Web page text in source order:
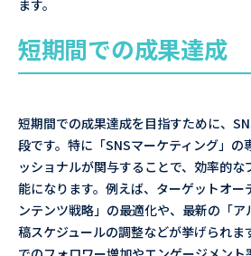
ます。
短期間での成果達成
短期間での成果達成を目指すために、
段です。特に「SNSマーケティング」の
ッショナルが関与することで、効率的
能になります。例えば、ターゲットオー
ンテンツ戦略」の最適化や、最新の「
稿スケジュールの調整などが挙げられま